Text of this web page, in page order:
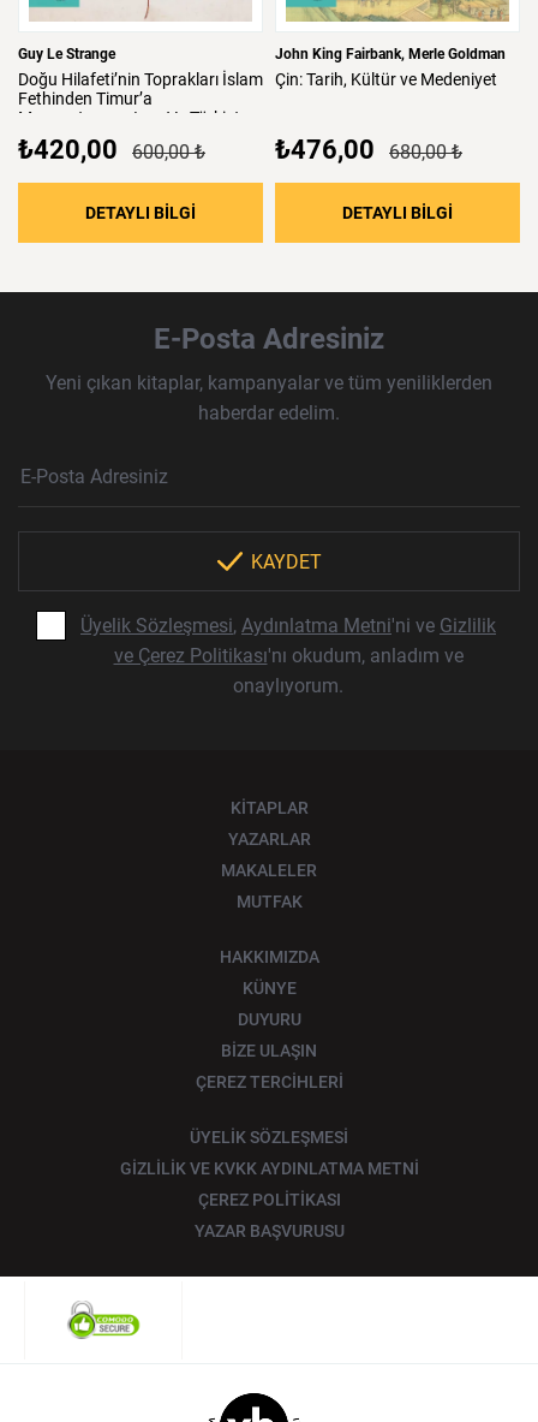
Guy Le Strange
Doğu Hilafeti’nin Toprakları İslam
Fethinden Timur’a
Mezopotamya,
Iran Ve Türkistan
₺420,00 600,00 ₺
DETAYLI BİLGİ : Doğu Hilafeti’nin Toprakları İslam
John King Fairbank Merle Goldman
Çin:Tarih, Kültürve Medeniyet
₺476,00 680,00 ₺
DETAYLI BİLGİ
E-Posta Adresiniz
Yeni çıkan kitaplar, kampanyalar ve tüm yeniliklerden
haberdar edelim.
Haber Bülteni Aboneliği
KAYDET
Üyelik Sözleşmesi, Aydınlatma Metni'ni ve Gizlilik
ve Çerez Politikası'nı okudum, anladım ve
onaylıyorum.
KİTAPLAR
YAZARLAR
MAKALELER
MUTFAK
HAKKIMIZDA
KÜNYE
DUYURU
BİZE ULAŞIN
ÇEREZ TERCİHLERİ
ÜYELİK SÖZLEŞMESİ
GİZLİLİK VE KVKK AYDINLATMA METNİ
ÇEREZ POLİTİKASI
YAZAR BAŞVURUSU